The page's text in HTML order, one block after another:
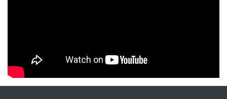
NYXmag 2. Yaş Kutlama Etkinliği